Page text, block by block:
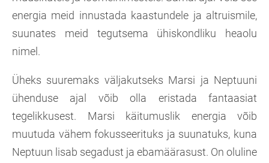
energia meid innustada kaastundele ja altruismile,
suunates meid tegutsema ühiskondliku heaolu
nimel.
Üheks suuremaks väljakutseks Marsi ja Neptuuni
ühenduse ajal võib olla eristada fantaasiat
tegelikkusest. Marsi käitumuslik energia võib
muutuda vähem fokusseerituks ja suunatuks, kuna
Neptuun lisab segadust ja ebamäärasust. On oluline